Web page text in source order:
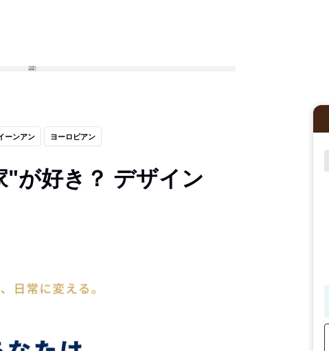
ーンアン ヨーロピアン
が好き？ デザイン